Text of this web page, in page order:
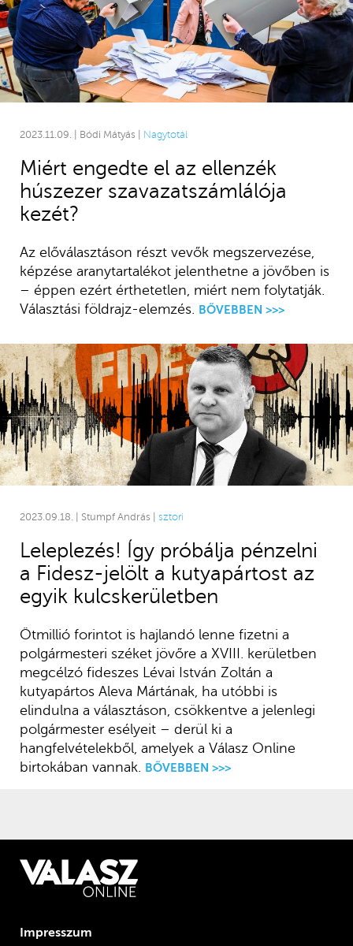
2023.11.09. | Bódi Mátyás | Nagytotál
Miért engedte el az ellenzék
húszezer szavazatszámlálója
kezét?
Az előválasztáson részt vevők megszervezése,
képzése aranytartalékot jelenthetne a jövőben is
– éppen ezért érthetetlen, miért nem folytatják.
Választási földrajz-elemzés.
BŐVEBBEN >>>
2023.09.18. | Stumpf András | sztori
Leleplezés! Így próbálja pénzelni
a Fidesz-jelölt a kutyapártost az
egyik kulcskerületben
Ötmillió forintot is hajlandó lenne fizetni a
polgármesteri széket jövőre a XVIII. kerületben
megcélzó fideszes Lévai István Zoltán a
kutyapártos Aleva Mártának, ha utóbbi is
elindulna a választáson, csökkentve a jelenlegi
polgármester esélyeit – derül ki a
hangfelvételekből, amelyek a Válasz Online
birtokában vannak. BŐVEBBEN >>>
Impresszum